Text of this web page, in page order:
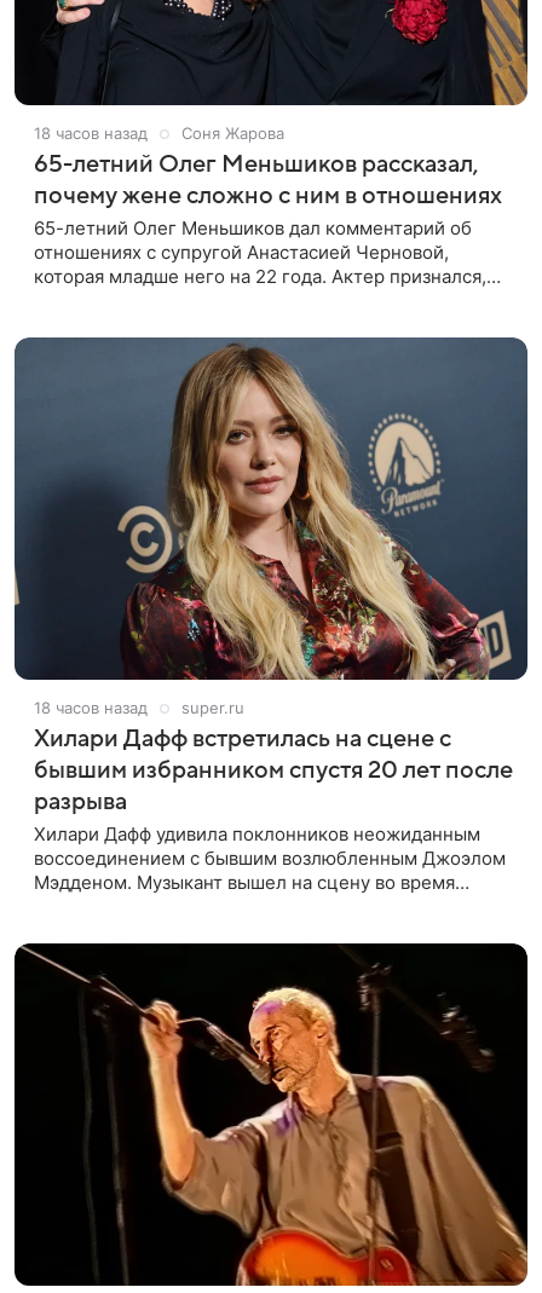
18 часов назад Соня Жарова
65-летний Олег Меньшиков рассказал,
почему жене сложно с ним в отношениях
65-летний Олег Меньшиков дал комментарий об
отношениях с супругой Анастасией Черновой,
которая младше него на 22 года. Актер признался,
18 часов назад super.ru
Хилари Дафф встретилась на сцене с
бывшим избранником спустя 20 лет после
разрыва
Хилари Дафф удивила поклонников неожиданным
воссоединением с бывшим возлюбленным Джоэлом
Мэдденом. Музыкант вышел на сцену во время